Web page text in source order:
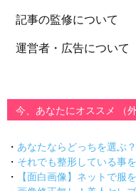
記事の監修について
運営者・広告について
今、あなたにオススメ （
・ あなたならどっちを選ぶ
・ それでも整形している事
・
【面白画像】ネットで服